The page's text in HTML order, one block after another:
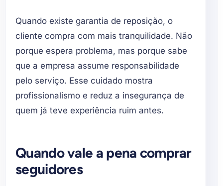
Quando existe garantia de reposição, o
cliente compra com mais tranquilidade. Não
porque espera problema, mas porque sabe
que a empresa assume responsabilidade
pelo serviço. Esse cuidado mostra
profissionalismo e reduz a insegurança de
quem já teve experiência ruim antes.
Quando vale a pena comprar
seguidores